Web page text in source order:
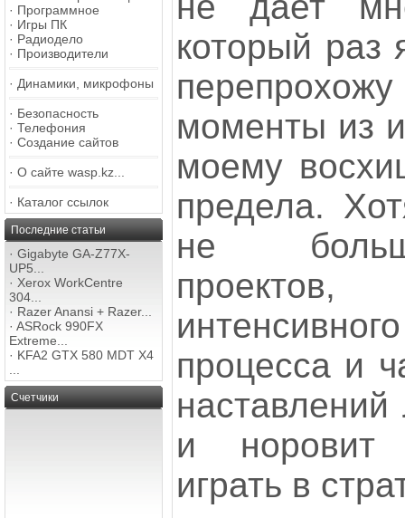
· Программное
· Игры ПК
· Радиодело
· Производители
· Динамики, микрофоны
· Безопасность
· Телефония
· Создание сайтов
· О сайте wasp.kz...
· Каталог ссылок
Последние статьи
· Gigabyte GA-Z77X-
UP5...
· Xerox WorkCentre
304...
· Razer Anansi + Razer...
· ASRock 990FX
Extreme...
· KFA2 GTX 580 MDT X4
Счетчики
который раз
моменты из
моему
предела.
не
процесса и
и норовит
играть в